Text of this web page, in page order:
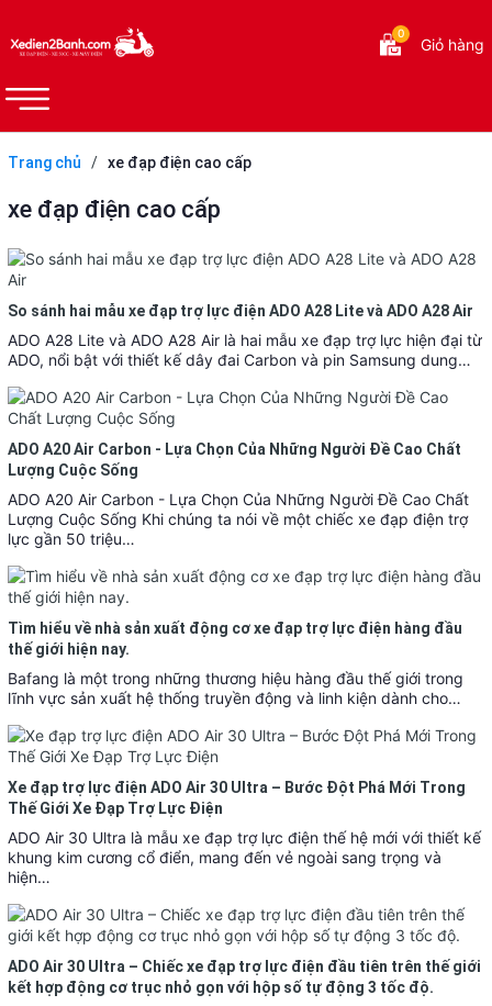
0
Giỏ hàng
Trang chủ / xe đạp điện cao cấp
xe đạp điện cao cấp
So sánh hai mẫu xe đạp trợ lực điện ADO A28 Lite và ADO A28 Air
ADO A28 Lite và ADO A28 Air là hai mẫu xe đạp trợ lực hiện đại từ
ADO, nổi bật với thiết kế dây đai Carbon và pin Samsung dung…
ADO A20 Air Carbon - Lựa Chọn Của Những Người Đề Cao Chất
Lượng Cuộc Sống
ADO A20 Air Carbon - Lựa Chọn Của Những Người Đề Cao Chất
Lượng Cuộc Sống Khi chúng ta nói về một chiếc xe đạp điện trợ
lực gần 50 triệu…
Tìm hiểu về nhà sản xuất động cơ xe đạp trợ lực điện hàng đầu
thế giới hiện nay.
Bafang là một trong những thương hiệu hàng đầu thế giới trong
lĩnh vực sản xuất hệ thống truyền động và linh kiện dành cho…
Xe đạp trợ lực điện ADO Air 30 Ultra – Bước Đột Phá Mới Trong
Thế Giới Xe Đạp Trợ Lực Điện
ADO Air 30 Ultra là mẫu xe đạp trợ lực điện thế hệ mới với thiết kế
khung kim cương cổ điển, mang đến vẻ ngoài sang trọng và
hiện…
ADO Air 30 Ultra – Chiếc xe đạp trợ lực điện đầu tiên trên thế giới
kết hợp động cơ trục nhỏ gọn với hộp số tự động 3 tốc độ.